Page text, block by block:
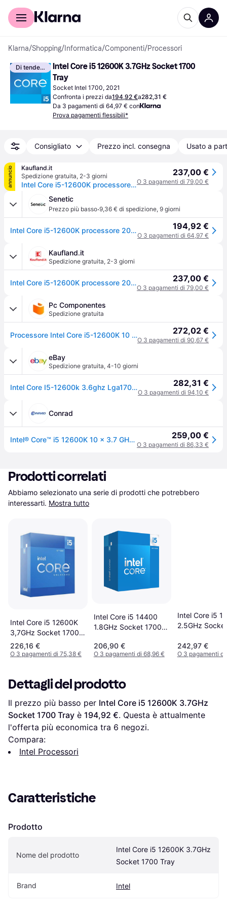
Per il tuo shopping
Klarna/Shopping/ Informatica/Componenti/Processori
Di tendenza
Intel Core i5 12600K 3.7GHz Socket 1700
Tray
Socket Intel 1700, 2021
Confronta i prezzi da194,92 €a282,31 €
Da 3 pagamenti di 64,97 € con
Prova pagamenti flessibili*
Consigliato Prezzo incl. consegna Usato a
annuncio
Kaufland.it
Spedizione gratuita, 2-3 giorni
Intel Core i5-12600K processore 20 MB Cache intelligente Tray, -
237,00 €
O 3 pagamenti di 79,00 €
Senetic
Prezzo più basso·9,36 € di spedizione, 9 giorni
Intel Core i5-12600K processore 20 MB Cache CM8071504555227 194,92 €
O 3 pagamenti di 64,97 €
Kaufland.it
Spedizione gratuita, 2-3 giorni
Intel Core i5-12600K processore 20 MB Cache intelligente Tray, - 237,00 €
O 3 pagamenti di 79,00 €
Pc Componentes
Spedizione gratuita
Processore Intel Core i5-12600K 10 Nuclei 3,7 GHz Base 4,9 GHz Turbo Overclocking 272,02 €
O 3 pagamenti di 90,67 €
eBay
Spedizione gratuita, 4-10 giorni
Intel Core I5-12600k 3.6ghz Lga1700 20m Cache Tray Cpu 282,31 €
O 3 pagamenti di 94,10 €
Conrad
Intel® Core™ i5 12600K 10 x 3.7 GHz Deca Core CPU (Tray) Attacco (PC): Intel® 1700 150 W 259,00 €
O 3 pagamenti di 86,33 €
Prodotti correlati
Abbiamo selezionato una serie di prodotti che potrebbero
interessarti. Mostra tutto
Intel Core i5 12600K
3,7GHz Socket 1700
Box without Cooler
226,16 €
O 3 pagamenti di 75,38 €
Intel Core i5 14400
1.8GHz Socket 1700
206,90 €
O 3 pagamenti di 68,96 €
Intel Core i5
2.5GHz
242,97 €
O 3 pagamenti
Dettagli del prodotto
Il prezzo più basso per Intel Core i5 12600K 3.7GHz
Socket 1700 Tray è 194,92 €. Questa è attualmente
l'offerta più economica tra 6 negozi.
Compara:
Intel Processori
Caratteristiche
Prodotto
Nome del prodotto
Intel Core i5 12600K 3.7GHz
Socket 1700 Tray
Brand Intel